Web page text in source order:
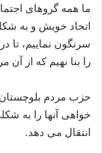
ما همه گروهای
اتحاد خویش و به
سرنگون نماییم، تا
را بنا نهیم که از
حزب مردم
خواهی آنها را به
انتقال می دهد.